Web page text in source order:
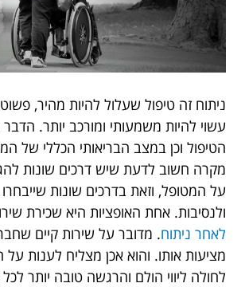
ניתוח זה טיפול שעלול להיות מהיר,
עשוי להיות משמעותי ומורכב יותר. הדבר
הטיפול וכן במצב הבריאותי הכללי של
מקרה חשוב לדעת שיש דרכים שונות
על המטופל, וזאת בדרכים שונות
ולנסיבות. אחת האופציות היא שכירת
לאחר ניתוח. מדובר על שירות קיים
מציעות אותו. והוא אכן מצליח לענות על
לחולה ליווי הולם והרגשה טובה יותר